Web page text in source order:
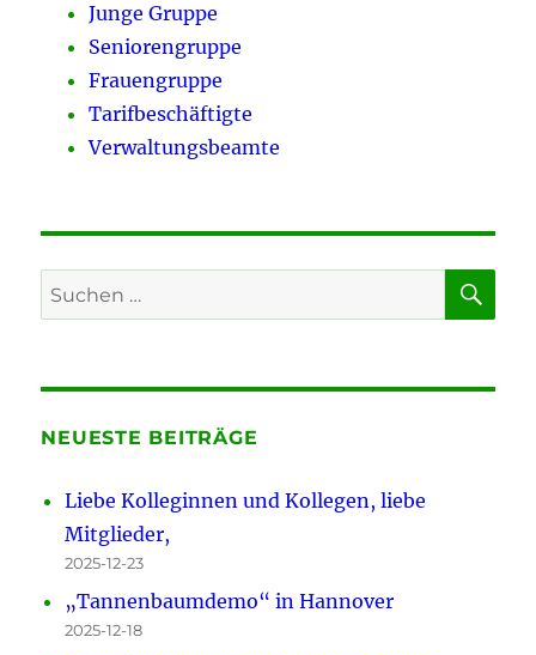
Junge Gruppe
Seniorengruppe
Frauengruppe
Tarifbeschäftigte
Verwaltungsbeamte
Suchen
nach:
NEUESTE BEITRÄGE
Liebe Kolleginnen und Kollegen, liebe
Mitglieder,
2025-12-23
„Tannenbaumdemo“ in Hannover
2025-12-18